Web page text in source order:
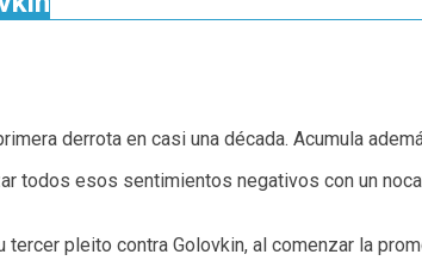
derrota en casi una década. Acumula
todos esos sentimientos negativos con un
pleito contra Golovkin, al comenzar la